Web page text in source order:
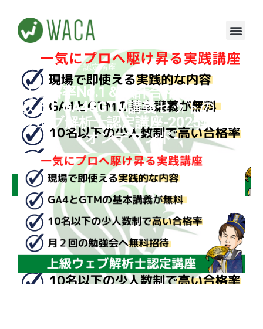
を
上級ウェブ解析士認定講座
【合格率No.1＆累計合格者数230名
以上】GA4&GTM講義セットの上級
ウェブ解析士認定講座-2025年最新
オンデマンド-